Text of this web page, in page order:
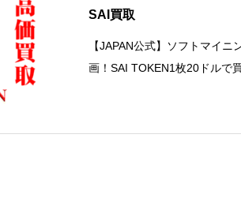
SAI買取
【JAPAN公式】ソフトマイ
画！SAI TOKEN1枚20ドルで